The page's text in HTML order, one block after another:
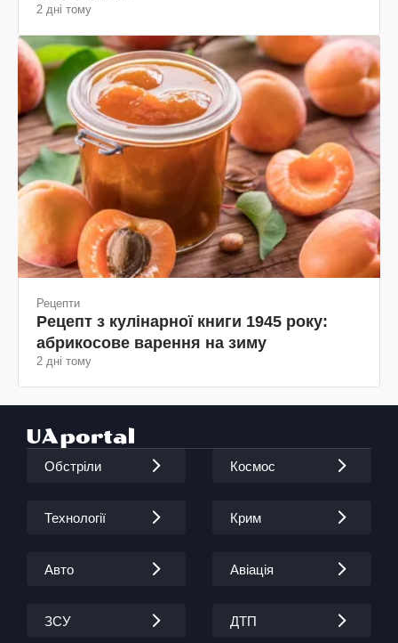
2 дні тому
Рецепти
Рецепт з кулінарної книги 1945 року:
абрикосове варення на зиму
2 дні тому
Обстріли Космос
Технології Крим
Авто Авіація
ЗСУ ДТП